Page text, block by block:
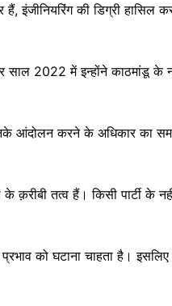
की डिग्री हासिल
2022 में इन्होंने काठमांडू के
करने के अधिकार का
तत्व हैं। किसी पार्टी के
को घटाना चाहता है।